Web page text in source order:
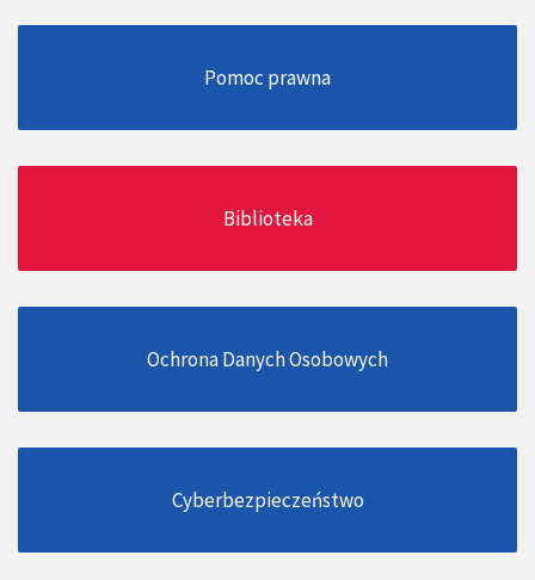
Pomoc prawna
Biblioteka
Ochrona Danych Osobowych
Cyberbezpieczeństwo